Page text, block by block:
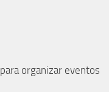
organizar eventos